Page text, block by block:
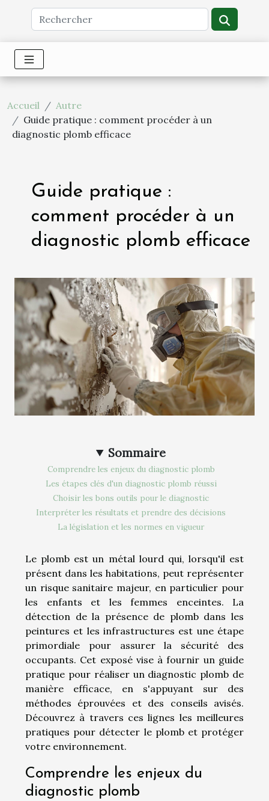
Accueil
Autre
Guide pratique : comment procéder à un
diagnostic plomb efficace
Guide pratique :
comment procéder à un
diagnostic plomb efficace
Sommaire
Comprendre les enjeux du diagnostic plomb
Les étapes clés d'un diagnostic plomb réussi
Choisir les bons outils pour le diagnostic
Interpréter les résultats et prendre des décisions
La législation et les normes en vigueur
Le plomb est un métal lourd qui, lorsqu'il est
présent dans les habitations, peut représenter
un risque sanitaire majeur, en particulier pour
les enfants et les femmes enceintes. La
détection de la présence de plomb dans les
peintures et les infrastructures est une étape
primordiale pour assurer la sécurité des
occupants. Cet exposé vise à fournir un guide
pratique pour réaliser un diagnostic plomb de
manière efficace, en s'appuyant sur des
méthodes éprouvées et des conseils avisés.
Découvrez à travers ces lignes les meilleures
pratiques pour détecter le plomb et protéger
votre environnement.
Comprendre les enjeux du
diagnostic plomb